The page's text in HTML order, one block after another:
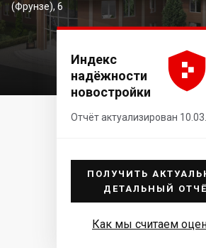
(Фрунзе), 6
Индекс
надёжности
новостройки





Отчёт актуализирован
ПОЛУЧИТЬ
ДЕТАЛЬНЫЙ
Как мы считаем